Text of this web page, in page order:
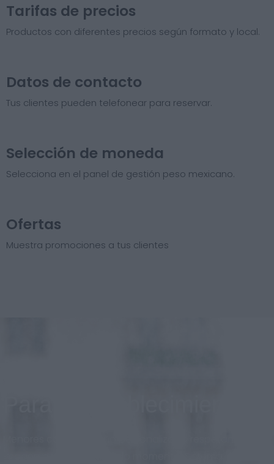
Tarifas de precios​
Productos con diferentes precios según formato y local.
Datos de contacto
Tus clientes pueden telefonear para reservar.
Selección de moneda
Selecciona en el panel de gestión peso mexicano.
Ofertas
Muestra promociones a tus clientes